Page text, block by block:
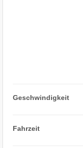
Geschwindigkeit
Fahrzeit